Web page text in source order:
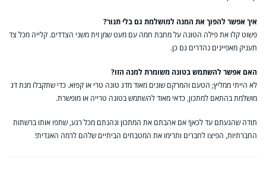
איך אפשר להפוך את המנה למושלמת גם בלי תנור?
פשוט קלו את פילה הטונה על מחבת חמה עם מעט שמן זית משני הצדדים. קלייה מכל צד
תעניק מאפיינים נהדרים גם כן.
האם אפשר להשתמש בטונה משומרת למנה הזו?
לא הייתי ממליץ; הטעם והמרקם שונים מאוד מדג טונה טרי או קפוא. כדי שתקבלו מנת דג
מושלמת בהתאם למתכון, כדאי מאוד להשתמש בטונה טרייה או מופשרת.
תודה שהגעתם עד לכאן! אם אהבתם את המתכון ונהנתם מכל רגע, שתפו אותו ברשתות
החברתיות, הפיצו לחברים ותרימו את המטבחים הביתיים שלהם לרמה האגדית!